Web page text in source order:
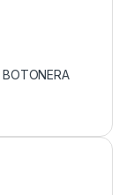
BOTONERA